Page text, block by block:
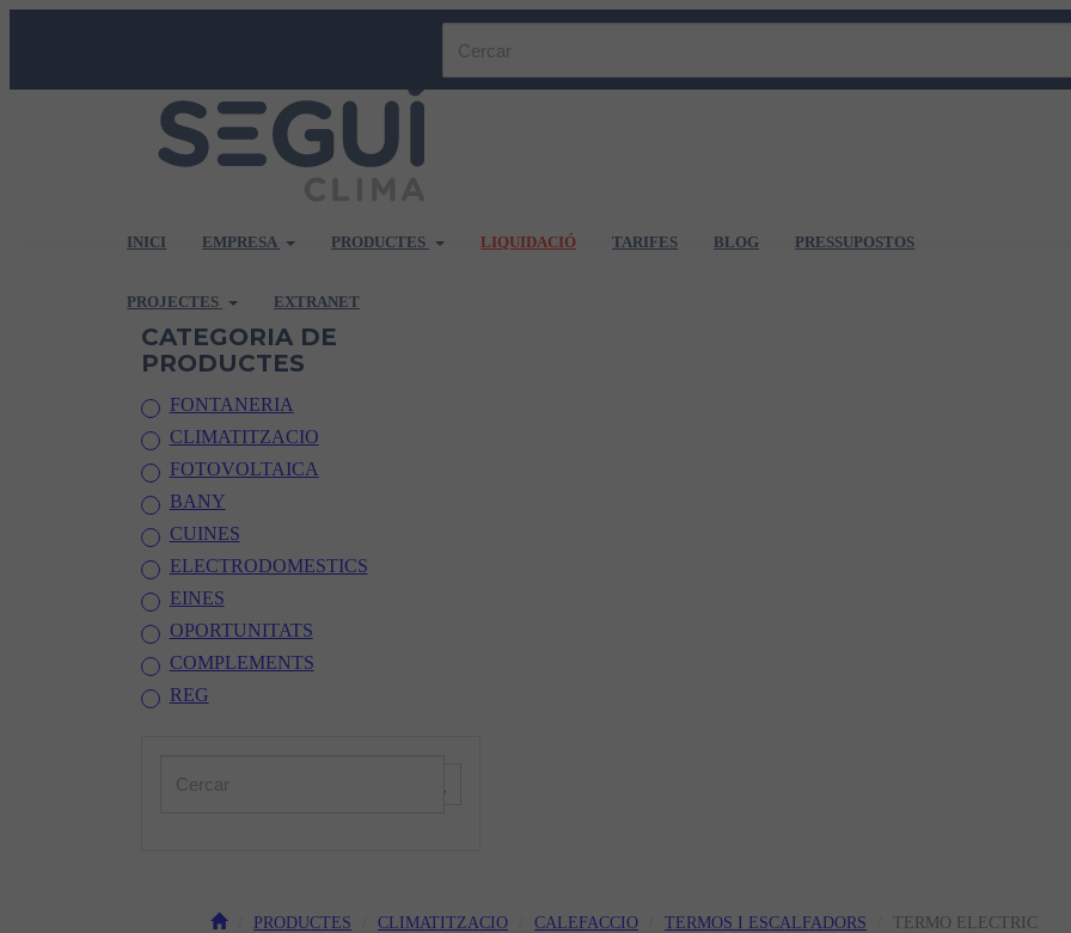
INICI EMPRESA PRODUCTES LIQUIDACIÓ TARIFES BLOG PRESSUPOSTOS
PROJECTES EXTRANET
CATEGORIA DE
PRODUCTES
FONTANERIA
CLIMATITZACIO
FOTOVOLTAICA
BANY
CUINES
ELECTRODOMESTICS
EINES
OPORTUNITATS
COMPLEMENTS
REG
PRODUCTES CLIMATITZACIO CALEFACCIO TERMOS I ESCALFADORS TERMO ELECTRIC